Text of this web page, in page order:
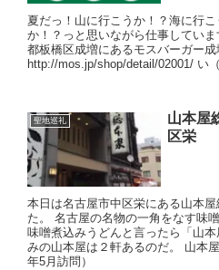
夏だっ！山に行こうか！？海に行
か！？っと思いながら仕事してい
都板橋区成増にあるモスバーガー成
http://mos.jp/shop/detail/02001/ い
聖地巡礼
山本屋
区栄
本日は名古屋市中区栄にある山本
た。 名古屋の名物の一角をなす味
味噌煮込みうどんと言ったら「山
みの山本屋は２軒あるのだ。 山本
年5月訪問）